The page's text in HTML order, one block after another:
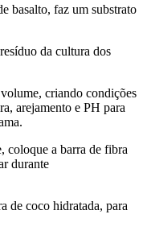
basalto, faz um substrato
da cultura dos
criando condições
arejamento e PH para
coloque a barra de fibra
durante
de coco hidratada, para